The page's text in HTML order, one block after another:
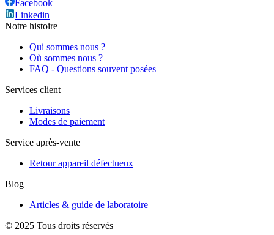
Facebook
Linkedin
Notre histoire
Qui sommes nous ?
Où sommes nous ?
FAQ - Questions souvent posées
Services client
Livraisons
Modes de paiement
Service après-vente
Retour appareil défectueux
Blog
Articles & guide de laboratoire
© 2025 Tous droits réservés